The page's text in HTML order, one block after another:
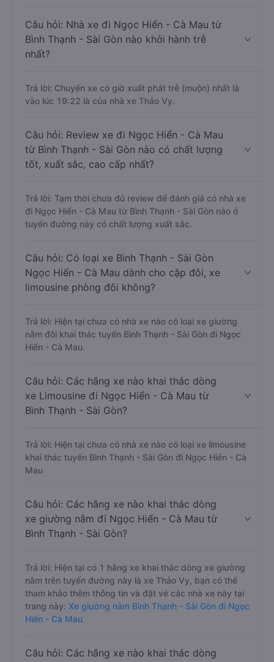
Câu hỏi: Nhà xe đi Ngọc Hiển - Cà Mau từ
Bình Thạnh - Sài Gòn nào khởi hành trễ
nhất?
Trả lời: Chuyến xe có giờ xuất phát trễ (muộn) nhất là
vào lúc 19:22 là của nhà xe Thảo Vy.
Câu hỏi: Review xe đi Ngọc Hiển - Cà Mau
từ Bình Thạnh - Sài Gòn nào có chất lượng
tốt, xuất sắc, cao cấp nhất?
Trả lời: Tạm thời chưa đủ review để đánh giá có nhà xe
đi Ngọc Hiển - Cà Mau từ Bình Thạnh - Sài Gòn nào ở
tuyến đường này có chất lượng xuất sắc.
Câu hỏi: Có loại xe Bình Thạnh - Sài Gòn
Ngọc Hiển - Cà Mau dành cho cặp đôi, xe
limousine phòng đôi không?
Trả lời: Hiện tại chưa có nhà xe nào có loại xe giường
nằm đôi khai thác tuyến Bình Thạnh - Sài Gòn đi Ngọc
Hiển - Cà Mau.
Câu hỏi: Các hãng xe nào khai thác dòng
xe Limousine đi Ngọc Hiển - Cà Mau từ
Bình Thạnh - Sài Gòn?
Trả lời: Hiện tại chưa có nhà xe nào có loại xe limousine
khai thác tuyến Bình Thạnh - Sài Gòn đi Ngọc Hiển - Cà
Mau
Câu hỏi: Các hãng xe nào khai thác dòng
xe giường nằm đi Ngọc Hiển - Cà Mau từ
Bình Thạnh - Sài Gòn?
Trả lời: Hiện tại có 1 hãng xe khai thác dòng xe giường
nằm trên tuyến đường này là xe Thảo Vy, bạn có thể
tham khảo thêm thông tin và đặt vé các nhà xe này tại
trang này: Xe giường nằm Bình Thạnh - Sài Gòn đi Ngọc
Hiển - Cà Mau
Câu hỏi: Các hãng xe nào khai thác dòng